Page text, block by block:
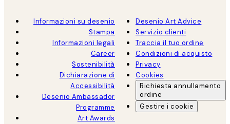
Informazioni su desenio
Stampa
Informazioni legali
Career
Sostenibilità
Dichiarazione di
Accessibilità
Desenio Ambassador
Programme
Art Awards
Desenio Art Advice
Servizio clienti
Traccia il tuo ordine
Condizioni di acquisto
Privacy
Cookies
Richiesta annullamento
ordine
Gestire i cookie